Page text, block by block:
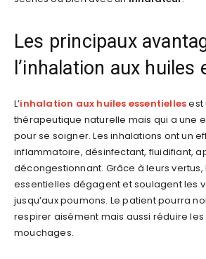
Les principaux
l’inhalation aux huiles
L’inhalation aux huiles essentiellesest
thérapeutique naturelle mais qui a une
pour se soigner. Les inhalations ont un
inflammatoire, désinfectant, fluidifiant,
décongestionnant. Grâce à leurs vertus,
essentielles dégagent et soulagent les
jusqu’aux poumons. Le patient pourra
respirer aisément mais aussi réduire
mouchages.